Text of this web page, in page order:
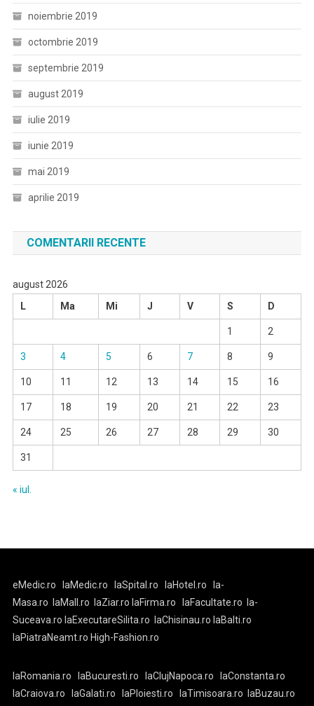
noiembrie 2019
octombrie 2019
septembrie 2019
august 2019
iulie 2019
iunie 2019
mai 2019
aprilie 2019
COMENTARII RECENTE
august 2026
L
Ma Mi J V S D
1 2
3 4 5 6 7 8 9
10 11 12 13 14 15 16
17 18 19 20 21 22 23
24 25 26 27 28 29 30
31
« iul.
eMedic.ro laMedic.ro laSpital.ro laHotel.ro
la-
Masa.ro
laMall.ro laZiar.ro laFirma.ro laFacultate.ro
la-
Suceava.ro laExecutareSilita.ro laChisinau.ro laBalti.ro
laPiatraNeamt.ro High-Fashion.ro
laRomania.ro laBucuresti.ro laClujNapoca.ro
laConstanta.ro
laCraiova.ro
laGalati.ro laPloiesti.ro laTimisoara.ro
laBuzau.ro